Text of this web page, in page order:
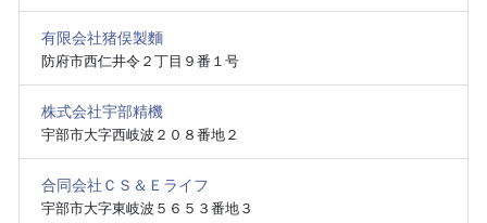
有限会社猪俣製麵
防府市西仁井令２丁目９番１号
株式会社宇部精機
宇部市大字西岐波２０８番地２
合同会社ＣＳ＆Ｅライフ
宇部市大字東岐波５６５３番地３